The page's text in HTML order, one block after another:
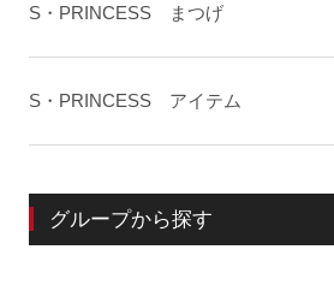
S・PRINCESS まつげ
S・PRINCESS アイテム
グループから探す